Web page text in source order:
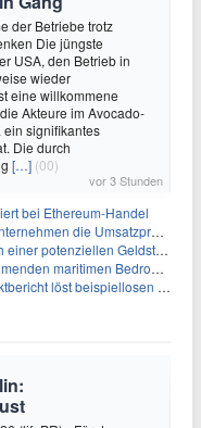
der Betriebe trotz
Die jüngste
USA, den Betrieb in
wieder
eine willkommene
Akteure im Avocado-
ein signifikantes
Die durch
[…] (00)
vor 3 Stunden
bei Ethereum-Handel
anhebt und starkes Wachstum signalisiert
Euro aufgrund von EU-Emissionsvorschriften gegenüber
angesichts regionaler Spannungen gegenüber
beispiellosen Börsenanstieg aus